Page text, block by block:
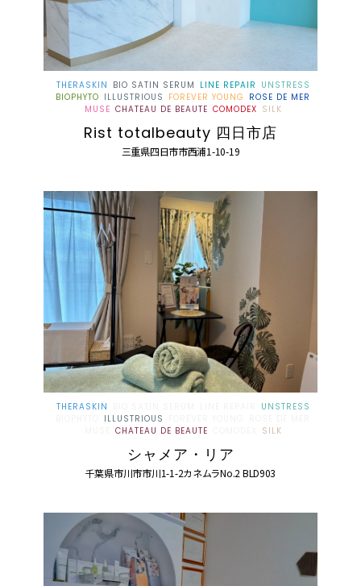
THERASKIN BIO SATIN SERUM LINE REPAIR UNSTRESS
BIOPHYTO ILLUSTRIOUS FOREVER YOUNG ROSE DE MER
MUSE CHATEAU DE BEAUTE COMODEX SILK
Rist totalbeauty 四日市店
三重県四日市市西浦1-10-19
THERASKIN
UNSTRESS
ILLUSTRIOUS
CHATEAU DE BEAUTE SILK
シャメア・リア
千葉県市川市市川1-1-2カネムラNo.2 BLD903